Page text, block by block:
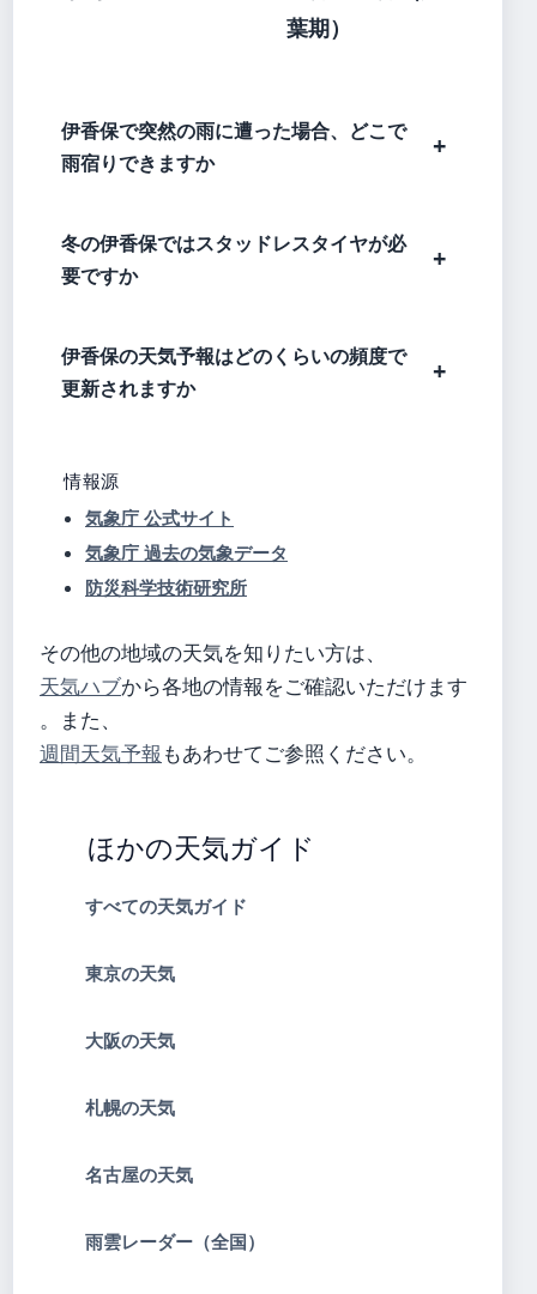
葉期）
伊香保で突然の雨に遭った場合、どこで
雨宿りできますか
冬の伊香保ではスタッドレスタイヤが必
要ですか
伊香保の天気予報はどのくらいの頻度で
更新されますか
情報源
気象庁 公式サイト
気象庁 過去の気象データ
防災科学技術研究所
その他の地域の天気を知りたい方は、
天気ハブから各地の情報をご確認いただけます
。また、
週間天気予報 もあわせてご参照ください。
ほかの天気ガイド
すべての天気ガイド
東京の天気
大阪の天気
札幌の天気
名古屋の天気
雨雲レーダー（全国）